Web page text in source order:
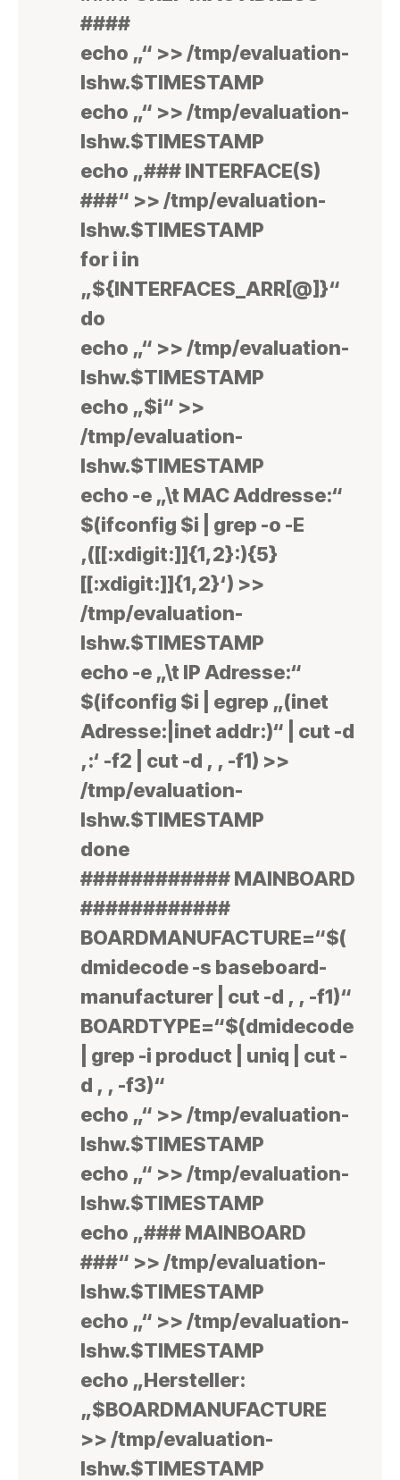
####
echo „“ >> /tmp/evaluation-
lshw.$TIMESTAMP
echo „“ >> /tmp/evaluation-
lshw.$TIMESTAMP
echo „### INTERFACE(S)
###“ >> /tmp/evaluation-
lshw.$TIMESTAMP
for i in
„${INTERFACES_ARR[@]}“
do
echo „“ >> /tmp/evaluation-
lshw.$TIMESTAMP
echo „$i“ >>
/tmp/evaluation-
lshw.$TIMESTAMP
echo -e „\t MAC Addresse:“
$(ifconfig $i | grep -o -E
‚([[:xdigit:]]{1,2}:){5}
[[:xdigit:]]{1,2}‘) >>
/tmp/evaluation-
lshw.$TIMESTAMP
echo -e „\t IP Adresse:“
$(ifconfig $i | egrep „(inet
Adresse:|inet addr:)“ | cut -d
‚:‘ -f2 | cut -d ‚ ‚ -f1) >>
/tmp/evaluation-
lshw.$TIMESTAMP
done
############ MAINBOARD
############
BOARDMANUFACTURE=“$(
dmidecode -s baseboard-
manufacturer | cut -d ‚ ‚ -f1)“
BOARDTYPE=“$(dmidecode
| grep -i product | uniq | cut -
d ‚ ‚ -f3)“
echo „“ >> /tmp/evaluation-
lshw.$TIMESTAMP
echo „“ >> /tmp/evaluation-
lshw.$TIMESTAMP
echo „### MAINBOARD
###“ >> /tmp/evaluation-
lshw.$TIMESTAMP
echo „“ >> /tmp/evaluation-
lshw.$TIMESTAMP
echo „Hersteller:
„$BOARDMANUFACTURE
>> /tmp/evaluation-
lshw.$TIMESTAMP